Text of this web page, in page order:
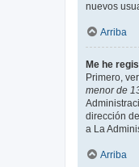
nuevos
Arriba
Me he
Primero,
menor de
dirección
a La
Arriba